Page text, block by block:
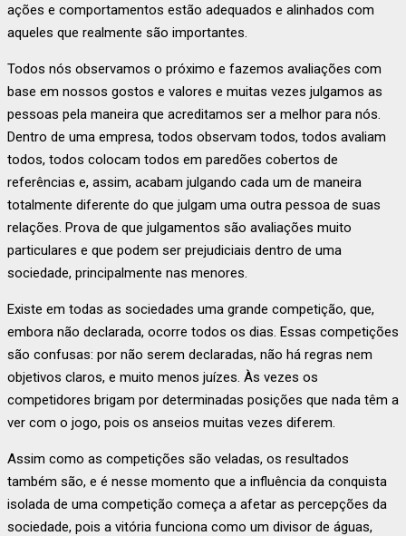
ações e comportamentos estão adequados e alinhados com
aqueles que realmente são importantes.
Todos nós observamos o próximo e fazemos avaliações com
base em nossos gostos e valores e muitas vezes julgamos as
pessoas pela maneira que acreditamos ser a melhor para nós.
Dentro de uma empresa, todos observam todos, todos avaliam
todos, todos colocam todos em paredões cobertos de
referências e, assim, acabam julgando cada um de maneira
totalmente diferente do que julgam uma outra pessoa de suas
relações. Prova de que julgamentos são avaliações muito
particulares e que podem ser prejudiciais dentro de uma
sociedade, principalmente nas menores.
Existe em todas as sociedades uma grande competição, que,
embora não declarada, ocorre todos os dias. Essas competições
são confusas: por não serem declaradas, não há regras nem
objetivos claros, e muito menos juízes. Às vezes os
competidores brigam por determinadas posições que nada têm a
ver com o jogo, pois os anseios muitas vezes diferem.
Assim como as competições são veladas, os resultados
também são, e é nesse momento que a influência da conquista
isolada de uma competição começa a afetar as percepções da
sociedade, pois a vitória funciona como um divisor de águas,